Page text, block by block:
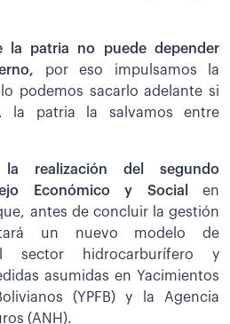
la patria no puede depender
por eso impulsamos la
podemos sacarlo adelante si
la patria la salvamos entre
realización del segundo
Económico y Social en
antes de concluir la gestión
un nuevo modelo de
sector hidrocarburífero y
asumidas en Yacimientos
(YPFB) y la Agencia
(ANH).